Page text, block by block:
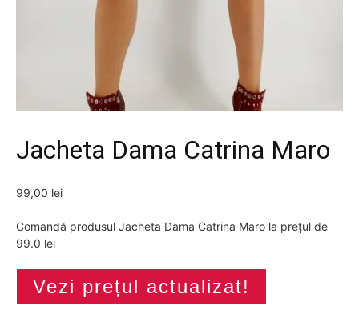
Jacheta Dama Catrina Maro
99,00 lei
Comandă produsul Jacheta Dama Catrina Maro la prețul de
99.0 lei
Vezi prețul actualizat!